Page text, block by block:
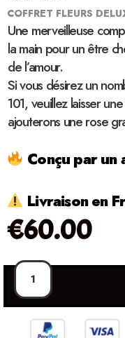
COFFRET FLEURS
Une merveilleuse
la main pour un être
de l’amour.
Si vous désirez un
101, veuillez laisser
ajouterons une rose
Conçu par un
Livraison en
€60.00